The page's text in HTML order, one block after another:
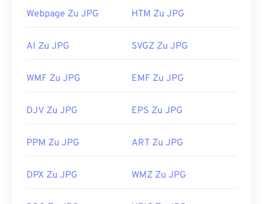
in der Regel in Ihrem Standard-Bildbetrachter,
Anwendung zum Öffnen der Datei auszuwählen,
Chrome
, Microsoft-Anwendungen wie
Ändern der Größe von JPEG-Bildern unser Tool
Entwickelt von:
Joint Photographic Experts Group
Erstveröffentlichung:
18. September 1992
Webpage Zu JPG HTM Zu JPG
AI Zu JPG SVGZ Zu JPG
WMF Zu JPG EMF Zu JPG
DJV Zu JPG EPS Zu JPG
PPM Zu JPG ART Zu JPG
DPX Zu JPG WMZ Zu JPG